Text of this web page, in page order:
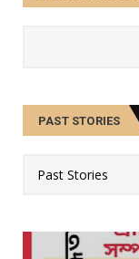
PAST STORIES